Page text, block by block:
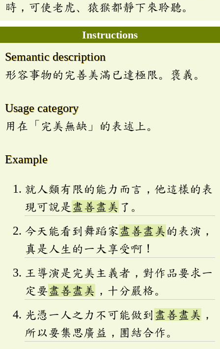
時，可使老虎、猿猴都靜下來聆聽。
Instructions
Semantic description
形容事物的完善美滿已達極限。褒義。
Usage category
用在「完美無缺」的表述上。
Example
就人類有限的能力而言，他這樣的表
現可說是 盡善盡美 了。
今天能看到舞蹈家盡善盡美的表演，
真是人生的一大享受啊！
王導演是完美主義者，對作品要求一
定要盡善盡美 ，十分嚴格。
光憑一人之力不可能做到 盡善盡美 ，
所以要集思廣益，團結合作。